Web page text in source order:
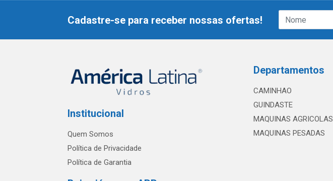
Cadastre-se para receber nossas ofertas!
Institucional
Quem Somos
Política de Privacidade
Política de Garantia
Departamentos
CAMINHAO
GUINDASTE
MAQUINAS AGRICOLAS
MAQUINAS PESADAS